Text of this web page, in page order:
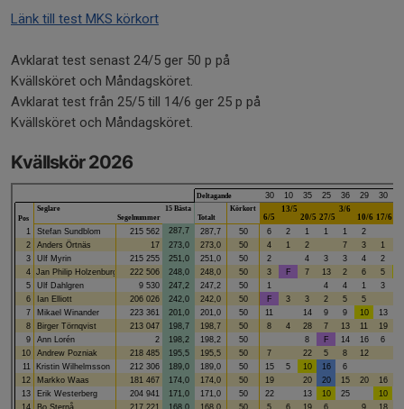
Länk till test MKS körkort
Avklarat test senast 24/5 ger 50 p på
Kvällsköret och Måndagsköret.
Avklarat test från 25/5 till 14/6 ger 25 p på
Kvällsköret och Måndagsköret.
Kvällskör 2026